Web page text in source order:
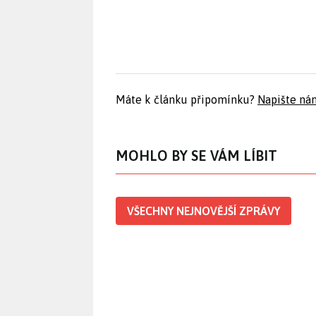
Máte k článku připomínku? Napište
MOHLO BY SE VÁM LÍBIT
VŠECHNY NEJNOVĚJŠÍ ZPRÁVY